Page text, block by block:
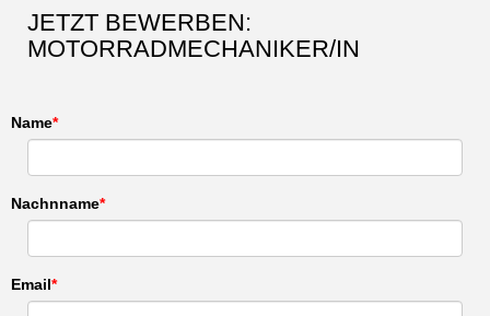
JETZT BEWERBEN:
MOTORRADMECHANIKER/IN
Name
Nachnname
Email